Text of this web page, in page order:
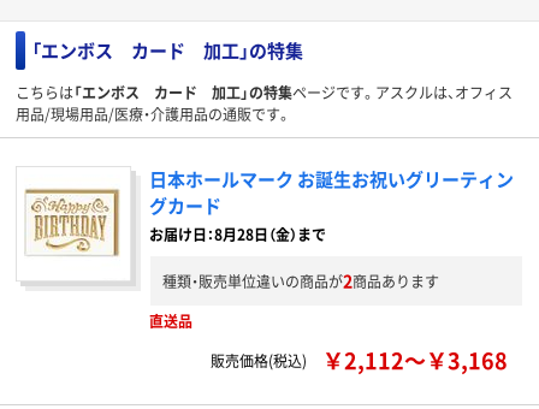
「エンボス カード 加工」の特集
こちらは「エンボス カード 加工」の特集ページです。アスクルは、オフィス
用品/現場用品/医療・介護用品の通販です。
日本ホールマーク お誕生お祝いグリーティン
グカード
お届け日：8月28日（金）まで
種類・販売単位違いの商品が2商品あります
直送品
販売価格(税込)
￥2,112～￥3,168